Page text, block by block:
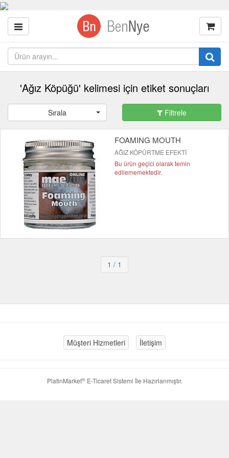
'Ağız Köpüğü' kelimesi için etiket sonuçları
Sırala Filtrele
FOAMING MOUTH
AĞIZ KÖPÜRTME EFEKTİ
Bu ürün geçici olarak temin
edilememektedir.
1 / 1
Müşteri Hizmetleri İletişim
PlatinMarket®E-Ticaret Sistemi İle Hazırlanmıştır.